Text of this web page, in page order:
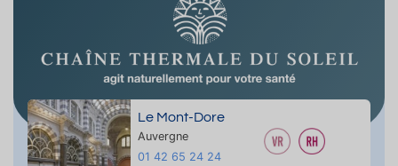
Le Mont-Dore
Auvergne
01 42 65 24 24